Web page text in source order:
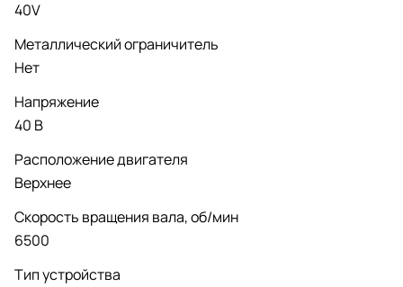
40V
Металлический ограничитель
Нет
Напряжение
40 В
Расположение двигателя
Верхнее
Скорость вращения вала, об/мин
6500
Тип устройства